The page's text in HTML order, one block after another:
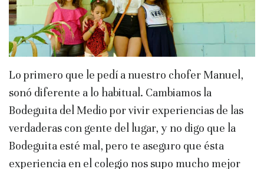
Lo primero que le pedí a nuestro chofer Manuel,
sonó diferente a lo habitual. Cambiamos la
Bodeguita del Medio por vivir experiencias de las
verdaderas con gente del lugar, y no digo que la
Bodeguita esté mal, pero te aseguro que ésta
experiencia en el colegio nos supo mucho mejor